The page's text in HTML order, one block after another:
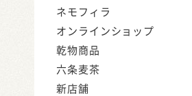
ネモフィラ
オンラインショップ
乾物商品
六条麦茶
新店舗